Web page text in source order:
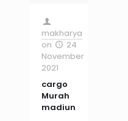
makharya
on
24
November
2021
cargo
Murah
madiun